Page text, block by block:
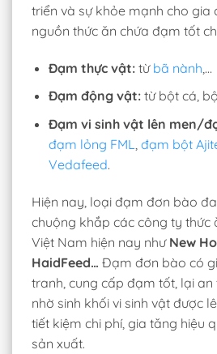
triển và sự khỏe mạnh cho gia
nguồn thức ăn chứa đạm tốt
Đạm thực vật: từ bã nành ,…
Đạm động vật:từ bột cá,
Đạm vi sinh vật lên men/
đạm lỏng FML
đạm bột
Vedafeed.
Hiện nay, loại đạm đơn bào
chuộng khắp các công ty thức
Việt Nam hiện nay như New
HaidFeed… Đạm đơn bào có
tranh, cung cấp đạm tốt, lại
nhờ sinh khối vi sinh vật được
tiết kiệm chi phí, gia tăng hiệu
sản xuất.